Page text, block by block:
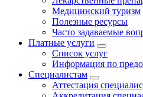
Медицинский туризм
Полезные ресурсы
Часто задаваемые
Платные услуги
Список услуг
Информация по
Специалистам
Аттестация